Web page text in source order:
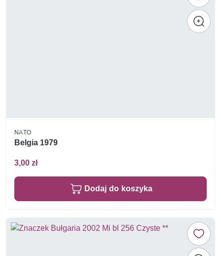
NATO
Belgia 1979
3,00 zł
Dodaj do koszyka